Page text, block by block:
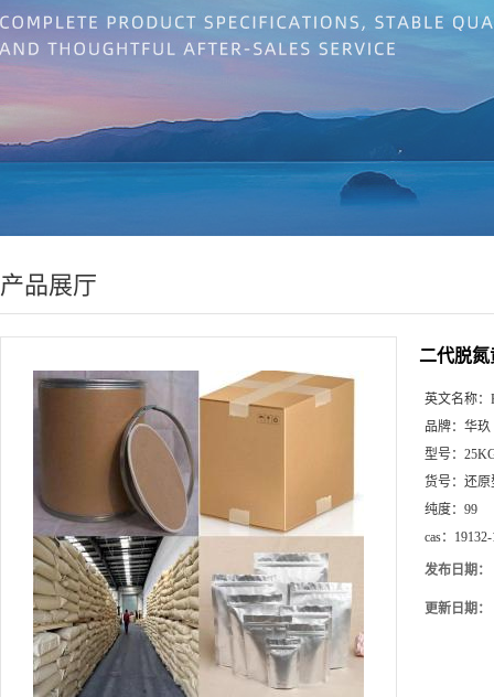
产品展厅
二代脱
英文名称：
品牌： 华玖
型号：
货号： 还原
纯度： 99
cas：
发布日期：
更新日期：